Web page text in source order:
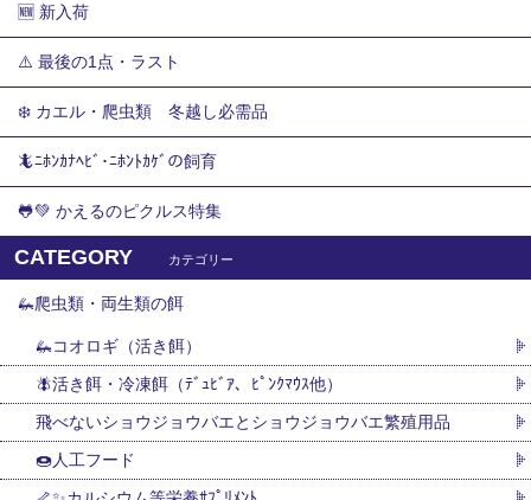
🆕 新入荷
⚠️ 最後の1点・ラスト
❄️ カエル・爬虫類 冬越し必需品
🦎ﾆﾎﾝｶﾅﾍﾋﾞ･ﾆﾎﾝﾄｶｹﾞの飼育
🐸💚 かえるのピクルス特集
CATEGORY カテゴリー
🦗爬虫類・両生類の餌
🦗コオロギ（活き餌）
🪰活き餌・冷凍餌（ﾃﾞｭﾋﾞｱ、ﾋﾟﾝｸﾏｳｽ他）
飛べないショウジョウバエとショウジョウバエ繁殖用品
🍩人工フード